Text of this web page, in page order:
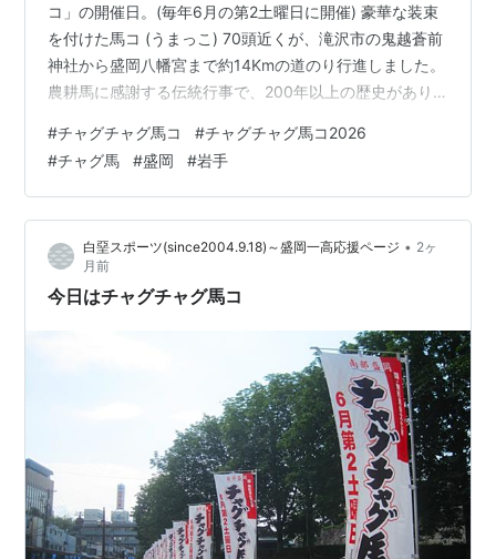
コ」の開催日。(毎年6月の第2土曜日に開催) 豪華な装束
を付けた馬コ (うまっこ) 70頭近くが、滝沢市の鬼越蒼前
神社から盛岡八幡宮まで約14Kmの道のり行進しました。
農耕馬に感謝する伝統行事で、200年以上の歴史があり
びに「チャグチャグ」と聞こえることが名称の由来で
す。 天昌寺付近を通過中。 材木町で少し休憩。 午前中
は雨がぱらつく時間もありましたが、ゴールする頃には
青空が顔をのぞかせました。
#チャグチャグ馬コ #チャグチャグ馬コ2026
#チャグ馬 #盛岡 #岩手
白堊スポーツ(since2004.9.18)～盛岡一高応援ページ • 2ヶ
月前
今日はチャグチャグ馬コ